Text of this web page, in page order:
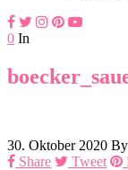
0 In
30. Oktober 2020 By
Share
Tweet